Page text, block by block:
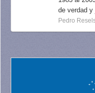
de verdad y
Pedro